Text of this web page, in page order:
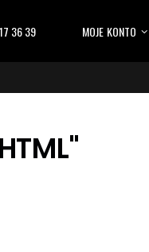
36 39 MOJE KONTO